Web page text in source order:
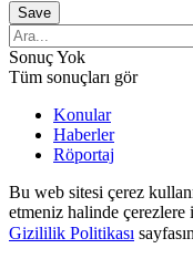
Sonuç Yok
Tüm sonuçları gör
Konular
Haberler
Röportaj
Bu web sitesi çerez
etmeniz halinde
Gizililik Politikası